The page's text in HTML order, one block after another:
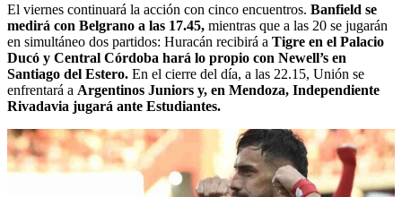
El viernes continuará la acción con cinco encuentros. Banfield se
medirá con Belgrano a las 17.45, mientras que a las 20 se jugarán
en simultáneo dos partidos: Huracán recibirá a Tigre en el Palacio
Ducó y Central Córdoba hará lo propio con Newell’s en
Santiago del Estero. En el cierre del día, a las 22.15, Unión se
enfrentará a Argentinos Juniors y, en Mendoza, Independiente
Rivadavia jugará ante Estudiantes.